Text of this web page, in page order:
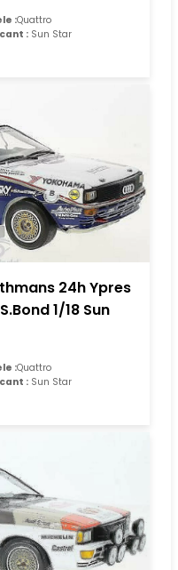
:Quattro
: Sun Star
24h Ypres
1/18 Sun
:Quattro
: Sun Star